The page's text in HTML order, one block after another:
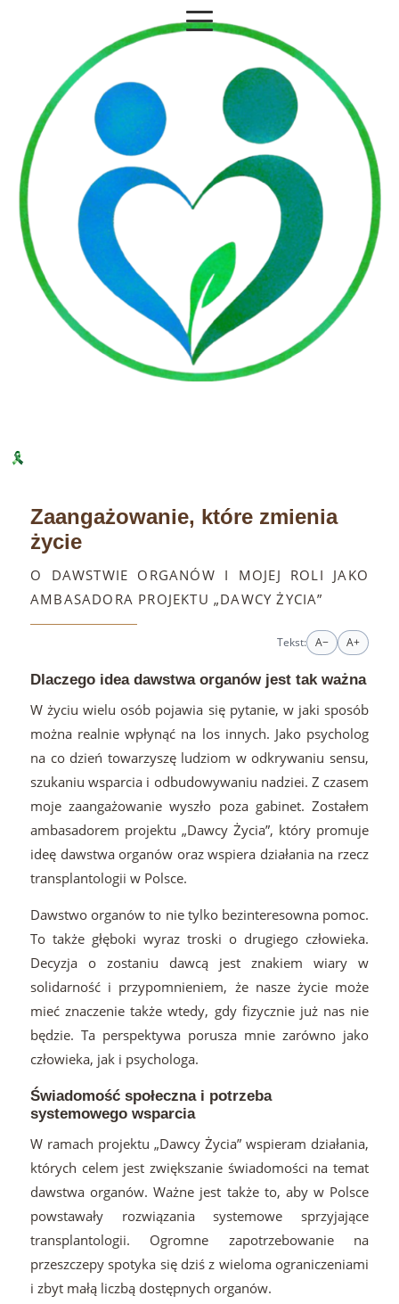
Zaangażowanie, które zmienia
życie
O DAWSTWIE ORGANÓW I MOJEJ ROLI JAKO
AMBASADORA PROJEKTU „DAWCY ŻYCIA”
Tekst: A− A+
Dlaczego idea dawstwa organów jest tak ważna
W życiu wielu osób pojawia się pytanie, w jaki sposób
można realnie wpłynąć na los innych. Jako psycholog
na co dzień towarzyszę ludziom w odkrywaniu sensu,
szukaniu wsparcia i odbudowywaniu nadziei. Z czasem
moje zaangażowanie wyszło poza gabinet. Zostałem
ambasadorem projektu „Dawcy Życia”, który promuje
ideę dawstwa organów oraz wspiera działania na rzecz
transplantologii w Polsce.
Dawstwo organów to nie tylko bezinteresowna pomoc.
To także głęboki wyraz troski o drugiego człowieka.
Decyzja o zostaniu dawcą jest znakiem wiary w
solidarność i przypomnieniem, że nasze życie może
mieć znaczenie także wtedy, gdy fizycznie już nas nie
będzie. Ta perspektywa porusza mnie zarówno jako
człowieka, jak i psychologa.
Świadomość społeczna i potrzeba
systemowego wsparcia
W ramach projektu „Dawcy Życia” wspieram działania,
których celem jest zwiększanie świadomości na temat
dawstwa organów. Ważne jest także to, aby w Polsce
powstawały rozwiązania systemowe sprzyjające
transplantologii. Ogromne zapotrzebowanie na
przeszczepy spotyka się dziś z wieloma ograniczeniami
i zbyt małą liczbą dostępnych organów.